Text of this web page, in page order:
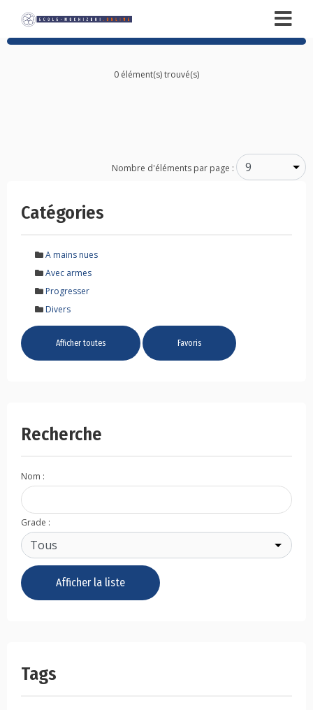
0 élément(s) trouvé(s)
Nombre d'éléments par page :
Catégories
A mains nues
Avec armes
Progresser
Divers
Afficher toutes Favoris
Recherche
Nom :
Grade :
Tags